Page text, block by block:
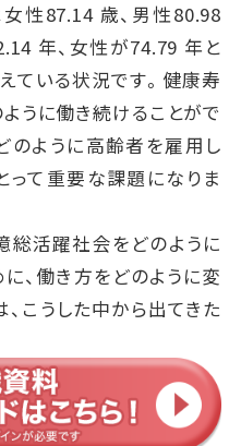
性87.14 歳、男性80.98
年、女性が74.79 年と
ている状況です。健康寿
うに働き続けることがで
のように高齢者を雇用し
って重要な課題になりま
総活躍社会をどのように
、働き方をどのように変
こうした中から出てきた